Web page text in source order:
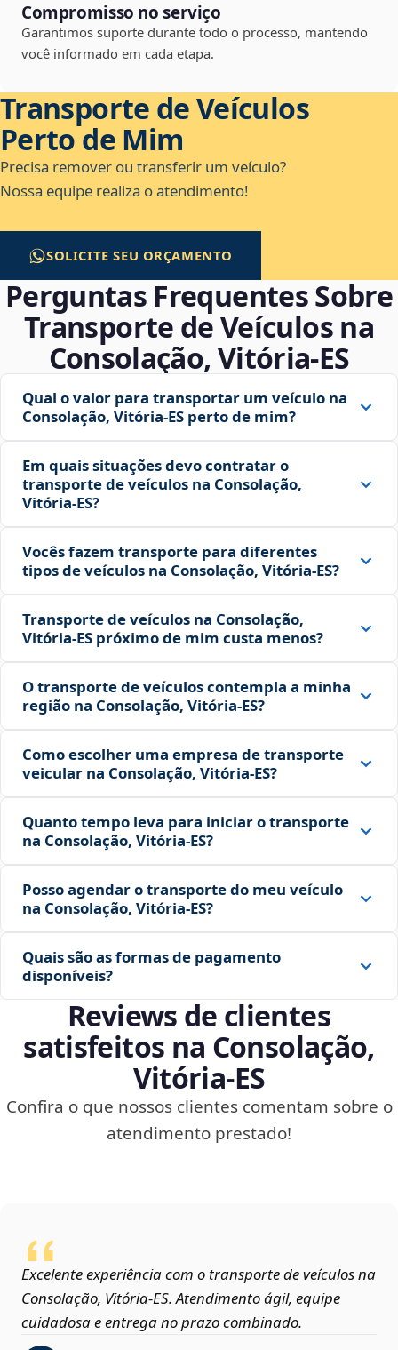
Compromisso no serviço
Garantimos suporte durante todo o processo, mantendo
você informado em cada etapa.
Transporte de Veículos
Perto de Mim
Precisa remover ou transferir um veículo?
Nossa equipe realiza o atendimento!
SOLICITE SEU ORÇAMENTO
Perguntas Frequentes Sobre
Transporte de Veículos na
Consolação, Vitória‑ES
Qual o valor para transportar um veículo na
Consolação, Vitória‑ES perto de mim?
Em quais situações devo contratar o
transporte de veículos na Consolação,
Vitória‑ES?
Vocês fazem transporte para diferentes
tipos de veículos na Consolação, Vitória‑ES?
Transporte de veículos na Consolação,
Vitória‑ES próximo de mim custa menos?
O transporte de veículos contempla a minha
região na Consolação, Vitória‑ES?
Como escolher uma empresa de transporte
veicular na Consolação, Vitória‑ES?
Quanto tempo leva para iniciar o transporte
na Consolação, Vitória‑ES?
Posso agendar o transporte do meu veículo
na Consolação, Vitória‑ES?
Quais são as formas de pagamento
disponíveis?
Reviews de clientes
satisfeitos na Consolação,
Vitória‑ES
Confira o que nossos clientes comentam sobre o
atendimento prestado!
Excelente experiência com o transporte de veículos na
Consolação, Vitória‑ES. Atendimento ágil, equipe
cuidadosa e entrega no prazo combinado.